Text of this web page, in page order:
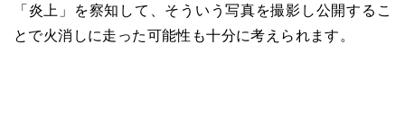
「炎上」を察知して、そういう写真を撮影し公開するこ
とで火消しに走った可能性も十分に考えられます。